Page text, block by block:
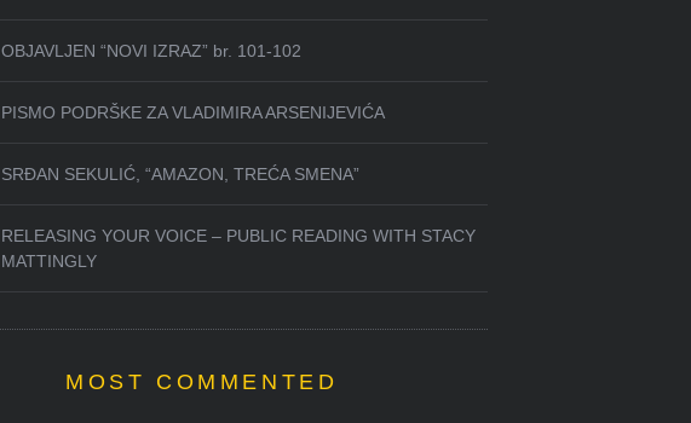
OBJAVLJEN “NOVI IZRAZ” br. 101-102
PISMO PODRŠKE ZA VLADIMIRA ARSENIJEVIĆA
SRĐAN SEKULIĆ, “AMAZON, TREĆA SMENA”
RELEASING YOUR VOICE – PUBLIC READING WITH STACY
MATTINGLY
MOST COMMENTED